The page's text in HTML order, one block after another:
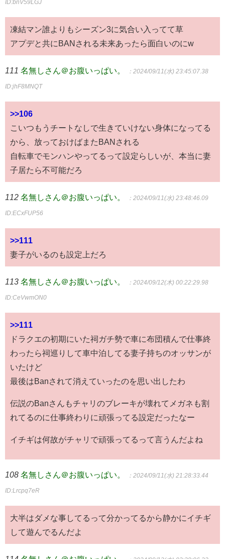
ID:bnV59LGJ
凍結マン誰よりもシーズン3に気合い入ってて草
アプデと共にBANされる未来あったら面白いのにw
111 名無しさん＠お腹いっぱい。 ：2024/09/11(水) 23:45:07.38
ID:jhF8MNQT
>>106
こいつもうチートなしで生きていけない身体になってる
から、放っておけばまたBANされる
自転車でモンハンやってるって設定らしいが、本当に妻
子居たら不可能だろ
112 名無しさん＠お腹いっぱい。 ：2024/09/11(水) 23:48:46.09
ID:ECxFUP56
>>111
妻子がいるのも設定上だろ
113 名無しさん＠お腹いっぱい。 ：2024/09/12(木) 00:22:29.98
ID:CeVwmON0
>>111
ドラクエの初期にいた祠ガチ勢で車に布団積んで仕事終
わったら祠巡りして車中泊してる妻子持ちのオッサンが
いたけど
最後はBanされて消えていったのを思い出したわ
伝説のBanさんもチャリのブレーキが壊れてメガネも割
れてるのに仕事終わりに頑張ってる設定だったなー
イチギは何故がチャリで頑張ってるって言うんだよね
108 名無しさん＠お腹いっぱい。 ：2024/09/11(水) 21:28:33.44
ID:Lrcpq7eR
大半はダメな事してるって分かってるから静かにイチギ
して遊んでるんだよ